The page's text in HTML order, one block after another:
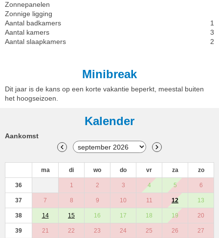
Zonnepanelen
Zonnige ligging
Aantal badkamers
1
Aantal kamers
3
Aantal slaapkamers
2
Minibreak
Dit jaar is de kans op een korte vakantie beperkt, meestal buiten
het hoogseizoen.
Kalender
Aankomst
ma di wo do vr za zo
36 1 2 3 4 5 6
37 7 8 9 10 11 12 13
38 14 15 16 17 18 19 20
39 21 22 23 24 25 26 27